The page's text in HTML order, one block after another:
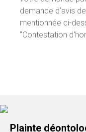
demande d’avis
mentionnée ci-
"Contestation
Plainte